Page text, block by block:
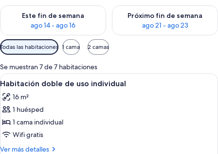
Este fin de semana
ago 14 - ago 16
Consulta la disponibilidad para este fin de semana, ago 14 -
Próximo fin de semana
ago 21 - ago 23
Consulta la disponibilidad
Filtros
disponibles
para
las
habitaciones
Todas las habitaciones 1 cama 2 camas
Se muestran 7 de 7 habitaciones
Abrir
todas
las
fotos
de
Habitación
doble
Habitación de hotel con una cama,
5
Habitación doble de uso individual
16 m²
1 huésped
1 cama individual
Wifi gratis
Ver más detalles
Más